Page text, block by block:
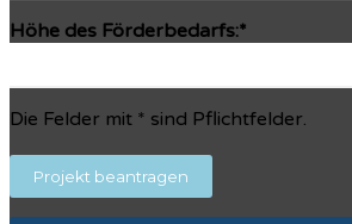
Höhe des Förderbedarfs:*
Die Felder mit * sind Pflichtfelder.